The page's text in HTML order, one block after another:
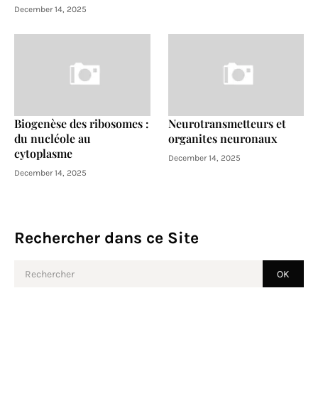
December 14, 2025
Biogenèse des ribosomes :
du nucléole au
cytoplasme
December 14, 2025
Neurotransmetteurs et
organites neuronaux
December 14, 2025
Rechercher dans ce Site